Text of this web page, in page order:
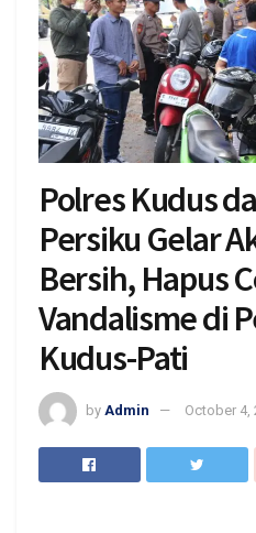
Polres Kudus
Persiku Gelar
Bersih, Hapus
Vandalisme di
Kudus-Pati
by Admin October 4,